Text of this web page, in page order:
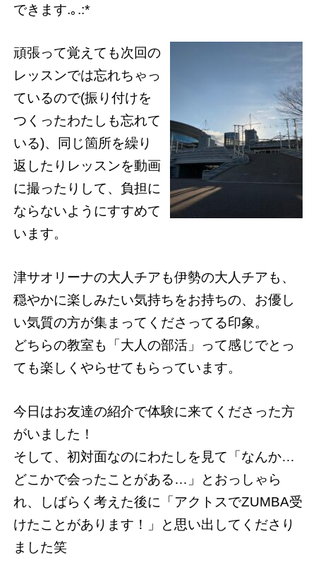
できます.｡.:*
頑張って覚えても次回の
レッスンでは忘れちゃっ
ているので(振り付けを
つくったわたしも忘れて
いる)、同じ箇所を繰り
返したりレッスンを動画
に撮ったりして、負担に
ならないようにすすめて
います。
津サオリーナの大人チアも伊勢の大人チアも、
穏やかに楽しみたい気持ちをお持ちの、お優し
い気質の方が集まってくださってる印象。
どちらの教室も「大人の部活」って感じでとっ
ても楽しくやらせてもらっています。
今日はお友達の紹介で体験に来てくださった方
がいました！
そして、初対面なのにわたしを見て「なんか…
どこかで会ったことがある…」とおっしゃら
れ、しばらく考えた後に「アクトスでZUMBA受
けたことがあります！」と思い出してくださり
ました笑